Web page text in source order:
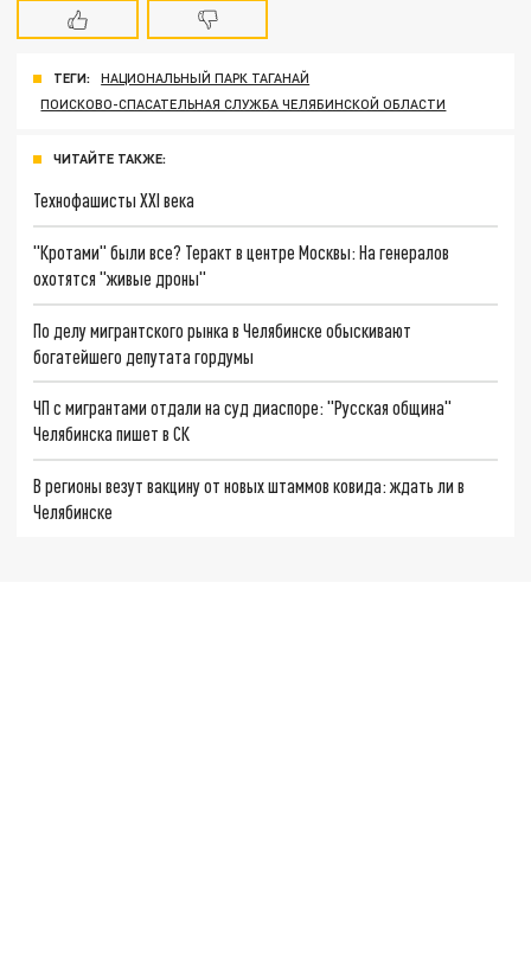
ТЕГИ:
НАЦИОНАЛЬНЫЙ ПАРК ТАГАНАЙ
ПОИСКОВО-СПАСАТЕЛЬНАЯ СЛУЖБА ЧЕЛЯБИНСКОЙ ОБЛАСТИ
ЧИТАЙТЕ ТАКЖЕ:
Технофашисты XXI века
"Кротами" были все? Теракт в центре Москвы: На генералов
охотятся "живые дроны"
По делу мигрантского рынка в Челябинске обыскивают
богатейшего депутата гордумы
ЧП с мигрантами отдали на суд диаспоре: "Русская община"
Челябинска пишет в СК
В регионы везут вакцину от новых штаммов ковида: ждать ли в
Челябинске